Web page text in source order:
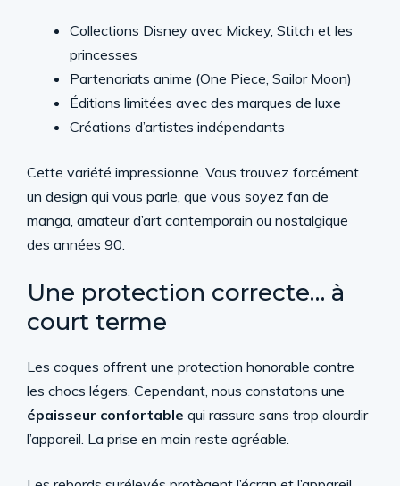
Collections Disney avec Mickey, Stitch et les
princesses
Partenariats anime (One Piece, Sailor Moon)
Éditions limitées avec des marques de luxe
Créations d’artistes indépendants
Cette variété impressionne. Vous trouvez forcément
un design qui vous parle, que vous soyez fan de
manga, amateur d’art contemporain ou nostalgique
des années 90.
Une protection correcte… à
court terme
Les coques offrent une protection honorable contre
les chocs légers. Cependant, nous constatons une
épaisseur confortable qui rassure sans trop alourdir
l’appareil. La prise en main reste agréable.